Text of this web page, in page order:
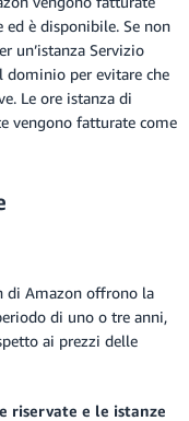
ed è disponibile. Se non
un’istanza Servizio
dominio per evitare che
Le ore istanza di
vengono fatturate come
di Amazon offrono la
di uno o tre anni,
ai prezzi delle
riservate e le istanze